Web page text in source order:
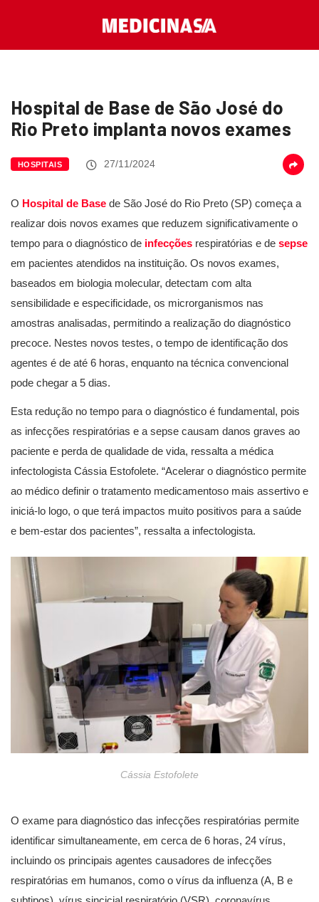
Hospital de Base de São José do
Rio Preto implanta novos exames
HOSPITAIS 27/11/2024
O Hospital de Base de São José do Rio Preto (SP) começa a
realizar dois novos exames que reduzem significativamente o
tempo para o diagnóstico de infecções respiratórias e de sepse
em pacientes atendidos na instituição. Os novos exames,
baseados em biologia molecular, detectam com alta
sensibilidade e especificidade, os microrganismos nas
amostras analisadas, permitindo a realização do diagnóstico
precoce. Nestes novos testes, o tempo de identificação dos
agentes é de até 6 horas, enquanto na técnica convencional
pode chegar a 5 dias.
Esta redução no tempo para o diagnóstico é fundamental, pois
as infecções respiratórias e a sepse causam danos graves ao
paciente e perda de qualidade de vida, ressalta a médica
infectologista Cássia Estofolete. “Acelerar o diagnóstico permite
ao médico definir o tratamento medicamentoso mais assertivo e
iniciá-lo logo, o que terá impactos muito positivos para a saúde
e bem-estar dos pacientes”, ressalta a infectologista.
Cássia Estofolete
O exame para diagnóstico das infecções respiratórias permite
identificar simultaneamente, em cerca de 6 horas, 24 vírus,
incluindo os principais agentes causadores de infecções
respiratórias em humanos, como o vírus da influenza (A, B e